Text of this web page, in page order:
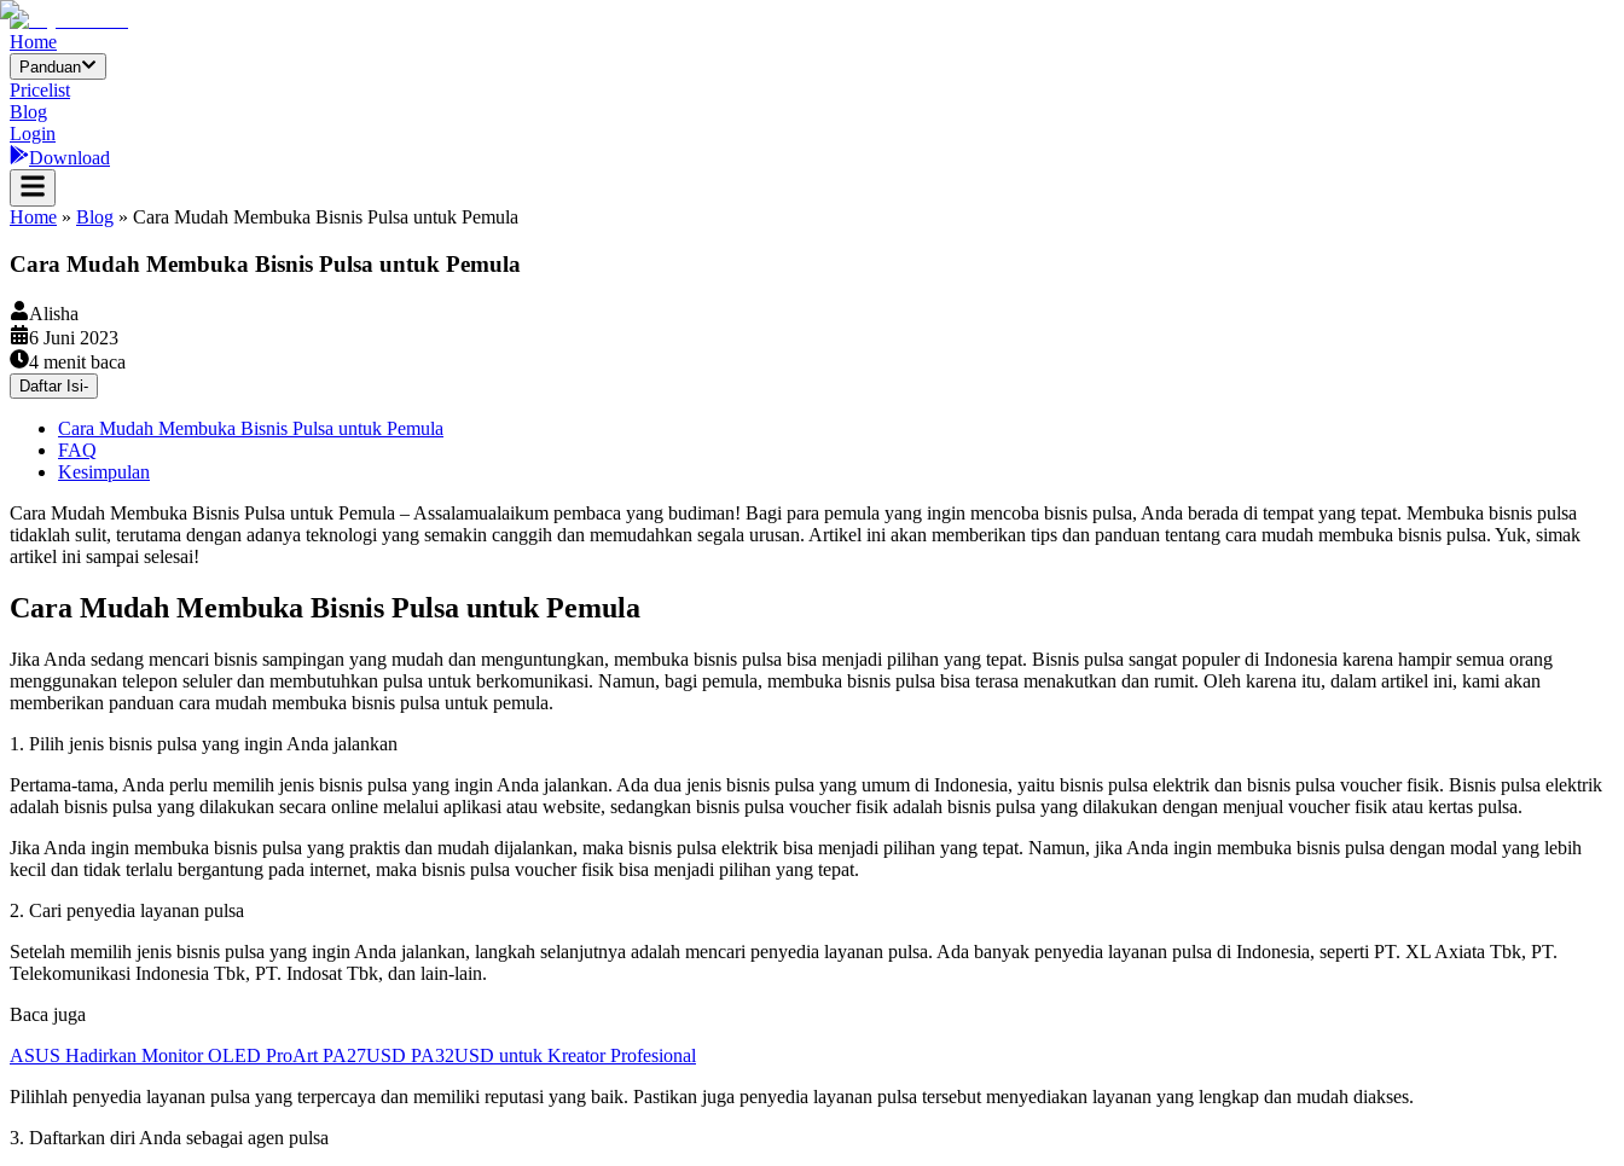
Home
Panduan
Pricelist
Blog
Login
Download
Home » Blog » Cara Mudah Membuka Bisnis Pulsa untuk Pemula
Cara Mudah Membuka Bisnis Pulsa untuk Pemula
Alisha
6 Juni 2023
4 menit baca
Daftar Isi-
Cara Mudah Membuka Bisnis Pulsa untuk Pemula
FAQ
Kesimpulan
Cara Mudah Membuka Bisnis Pulsa untuk Pemula – Assalamualaikum pembaca yang budiman! Bagi para pemula yang ingin mencoba bisnis pulsa, Anda berada di tempat yang tepat. Membuka bisnis pulsa
tidaklah sulit, terutama dengan adanya teknologi yang semakin canggih dan memudahkan segala urusan. Artikel ini akan memberikan tips dan panduan tentang cara mudah membuka bisnis pulsa. Yuk, simak
artikel ini sampai selesai!
Cara Mudah Membuka Bisnis Pulsa untuk Pemula
Jika Anda sedang mencari bisnis sampingan yang mudah dan menguntungkan, membuka bisnis pulsa bisa menjadi pilihan yang tepat. Bisnis pulsa sangat populer di Indonesia karena hampir semua orang
menggunakan telepon seluler dan membutuhkan pulsa untuk berkomunikasi. Namun, bagi pemula, membuka bisnis pulsa bisa terasa menakutkan dan rumit. Oleh karena itu, dalam artikel ini, kami akan
memberikan panduan cara mudah membuka bisnis pulsa untuk pemula.
1. Pilih jenis bisnis pulsa yang ingin Anda jalankan
Pertama-tama, Anda perlu memilih jenis bisnis pulsa yang ingin Anda jalankan. Ada dua jenis bisnis pulsa yang umum di Indonesia, yaitu bisnis pulsa elektrik dan bisnis pulsa voucher fisik. Bisnis pulsa elektrik
adalah bisnis pulsa yang dilakukan secara online melalui aplikasi atau website, sedangkan bisnis pulsa voucher fisik adalah bisnis pulsa yang dilakukan dengan menjual voucher fisik atau kertas pulsa.
Jika Anda ingin membuka bisnis pulsa yang praktis dan mudah dijalankan, maka bisnis pulsa elektrik bisa menjadi pilihan yang tepat. Namun, jika Anda ingin membuka bisnis pulsa dengan modal yang lebih
kecil dan tidak terlalu bergantung pada internet, maka bisnis pulsa voucher fisik bisa menjadi pilihan yang tepat.
2. Cari penyedia layanan pulsa
Setelah memilih jenis bisnis pulsa yang ingin Anda jalankan, langkah selanjutnya adalah mencari penyedia layanan pulsa. Ada banyak penyedia layanan pulsa di Indonesia, seperti PT. XL Axiata Tbk, PT.
Telekomunikasi Indonesia Tbk, PT. Indosat Tbk, dan lain-lain.
Baca juga
ASUS Hadirkan Monitor OLED ProArt PA27USD PA32USD untuk Kreator Profesional
Pilihlah penyedia layanan pulsa yang terpercaya dan memiliki reputasi yang baik. Pastikan juga penyedia layanan pulsa tersebut menyediakan layanan yang lengkap dan mudah diakses.
3. Daftarkan diri Anda sebagai agen pulsa